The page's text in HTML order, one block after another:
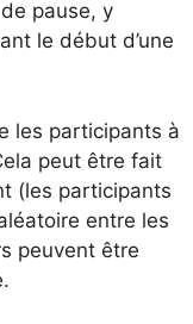
pause, y
le début d’une
les participants à
peut être fait
(les participants
entre les
peuvent être